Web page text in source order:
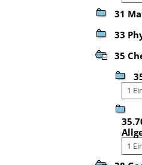
31
33
35
1
1